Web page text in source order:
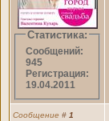
Статистика:
Сообщений:
945
Регистрация:
19.04.2011
Сообщение # 1